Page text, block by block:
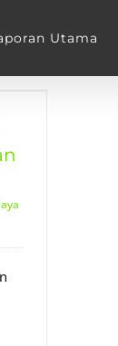
Utama